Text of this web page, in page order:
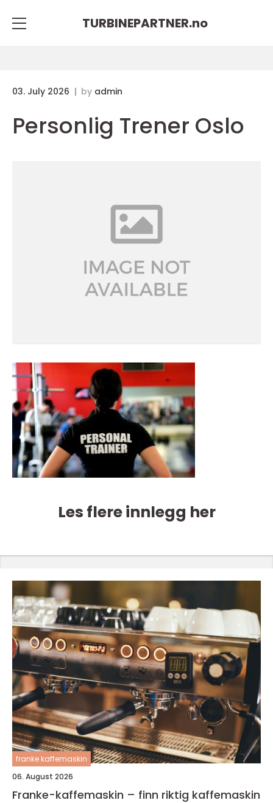
TURBINEPARTNER.no
03. July 2026 by admin
Personlig Trener Oslo
Les flere innlegg her
franke kaffemaskin
06. August 2026
Franke-kaffemaskin – finn riktig kaffemaskin